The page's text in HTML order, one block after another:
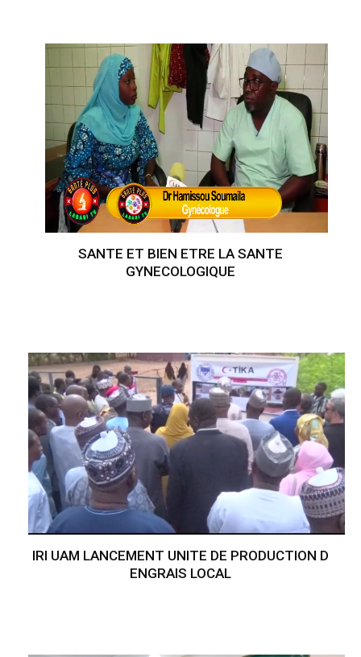
SANTE ET BIEN ETRE LA SANTE
GYNECOLOGIQUE
IRI UAM LANCEMENT UNITE DE PRODUCTION D
ENGRAIS LOCAL